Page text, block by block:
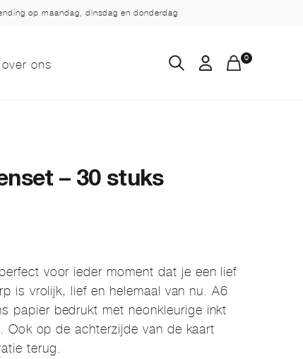
op maandag, dinsdag en donderdag
over ons 0
– 30 stuks
voor ieder moment dat je een lief
is vrolijk, lief en helemaal van nu. A6
papier bedrukt met neonkleurige inkt
Ook op de achterzijde van de kaart
terug.